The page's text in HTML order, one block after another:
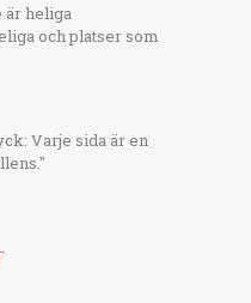
är heliga
och platser som
Varje sida är en